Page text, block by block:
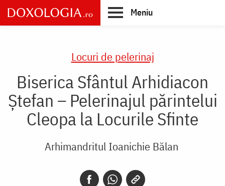
Skip
to
main
Meniu
Locuri de pelerinaj
Biserica Sfântul Arhidiacon
Ștefan – Pelerinajul părintelui
Cleopa la Locurile Sfinte
Arhimandritul Ioanichie Bălan